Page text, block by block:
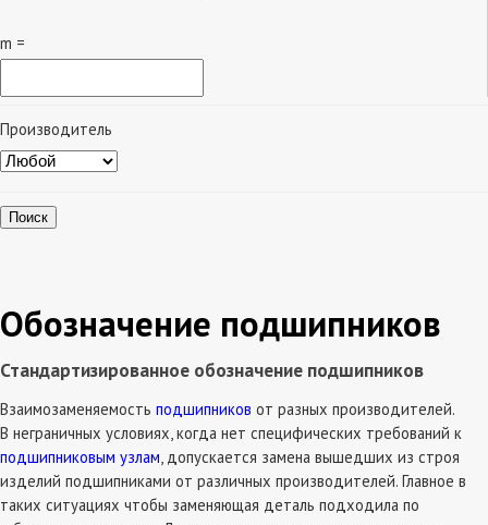
m =
Производитель
Поиск
Обозначение подшипников
Стандартизированное обозначение подшипников
Взаимозаменяемость подшипников от разных производителей.
В неграничных условиях, когда нет специфических требований к
подшипниковым узлам, допускается замена вышедших из строя
изделий подшипниками от различных производителей. Главное в
таких ситуациях чтобы заменяющая деталь подходила по